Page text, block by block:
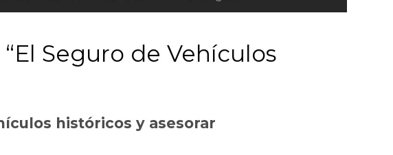
Seguro de Vehículos
históricos y asesorar